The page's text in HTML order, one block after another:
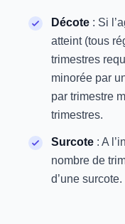
Décote : Si
atteint (tous
trimestres
minorée par
par trimestre
trimestres.
Surcote : A
nombre de
d’une surcote.